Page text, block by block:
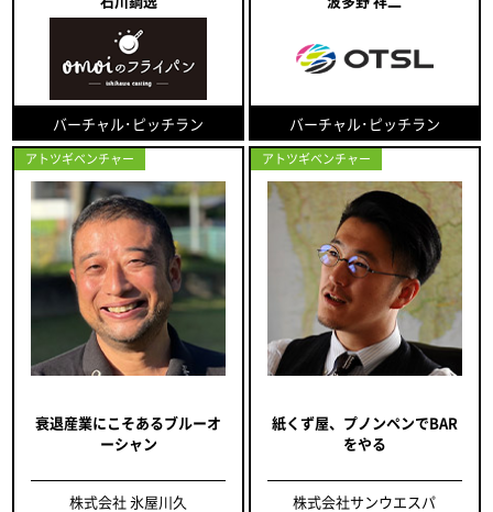
バーチャル･ピッチラン バーチャル･ピッチラン
アトツギベンチャー
衰退産業にこそあるブルーオ
ーシャン
株式会社 氷屋川久
アトツギベンチャー
紙くず屋、プノンペンでBAR
をやる
株式会社サンウエスパ